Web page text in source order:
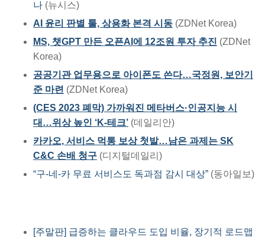
나 (뉴시스)
AI 윤리 판별 툴, 상용화 본격 시동 (ZDNet Korea)
MS, 챗GPT 만든 오픈AI에 12조원 투자 추진 (ZDNet
Korea)
공공기관 업무용으로 아이폰도 쓴다…국정원, 보안기
준 마련 (ZDNet Korea)
(CES 2023 폐막) 가까워진 메타버스·인공지능 시
대…위상 높인 ‘K-테크’ (데일리안)
카카오, 서비스 먹통 보상 첫발…남은 과제는 SK
C&C 손배 청구 (디지털데일리)
“구-네-카 무료 서비스도 독과점 감시 대상” (동아일보)
[주말판] 급증하는 클라우드 도입 비율, 장기적 로드맵